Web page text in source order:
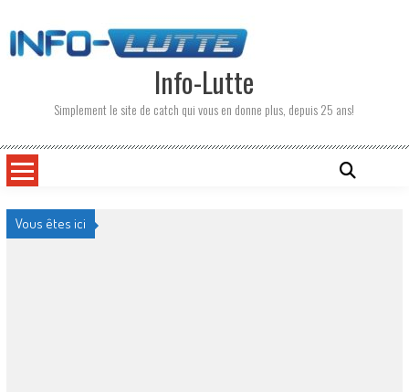
to
content
Info-Lutte
Simplement le site de catch qui vous en donne plus, depuis 25 ans!
Vous êtes ici